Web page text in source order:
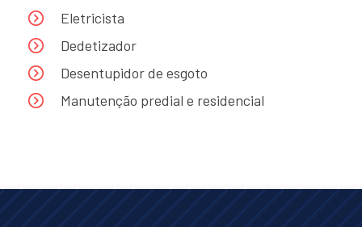
Eletricista
Dedetizador
Desentupidor de esgoto
Manutenção predial e residencial